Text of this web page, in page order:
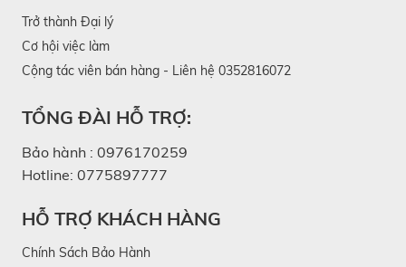
Trở thành Đại lý
Cơ hội việc làm
Cộng tác viên bán hàng - Liên hệ 0352816072
TỔNG ĐÀI HỖ TRỢ:
Bảo hành : 0976170259
Hotline: 0775897777
HỖ TRỢ KHÁCH HÀNG
Chính Sách Bảo Hành